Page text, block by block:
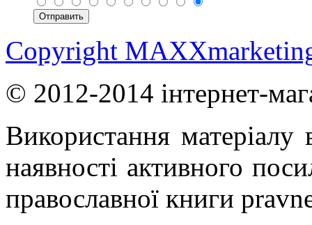
Copyright
© 2012-2014 інтернет-
Використання матеріалу
наявності активного
православної книги